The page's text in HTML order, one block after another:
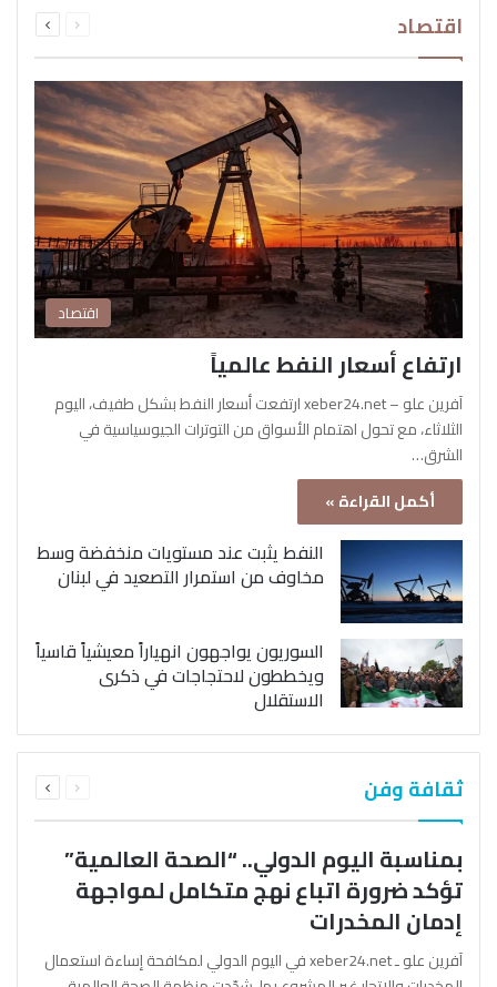
اقتصاد الصفحةالصفحة
اقتصاد
ارتفاع أسعار النفط عالمياً
آفرين علو – xeber24.net ارتفعت أسعار النفط بشكل طفيف، اليوم
الثلاثاء، مع تحول اهتمام الأسواق من التوترات الجيوسياسية في
الشرق…
أكمل القراءة »
النفط يثبت عند مستويات منخفضة وسط
مخاوف من استمرار التصعيد في لبنان
السوريون يواجهون انهياراً معيشياً قاسياً
ويخططون لاحتجاجات في ذكرى
الاستقلال
ثقافة وفن الصفحةالصفحة
بمناسبة اليوم الدولي.. “الصحة العالمية”
تؤكد ضرورة اتباع نهج متكامل لمواجهة
إدمان المخدرات
آفرين علو ـ xeber24.net في اليوم الدولي لمكافحة إساءة استعمال